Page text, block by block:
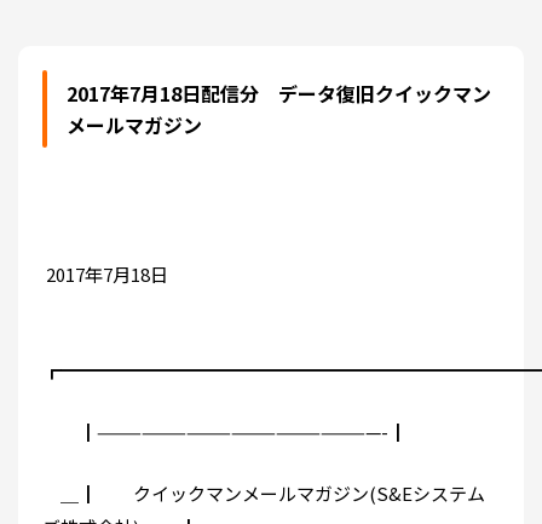
2017年7月18日配信分 データ復旧クイックマン
メールマガジン
2017年7月18日
┃———————————————————-┃
＿┃ クイックマンメールマガジン(S&Eシステム